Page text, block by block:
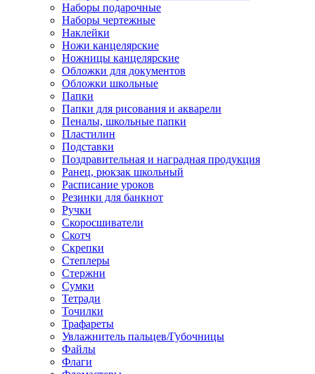
Наборы подарочные
Наборы чертежные
Наклейки
Ножи канцелярские
Ножницы канцелярские
Обложки для документов
Обложки школьные
Папки
Папки для рисования и акварели
Пеналы, школьные папки
Пластилин
Подставки
Поздравительная и наградная продукция
Ранец, рюкзак школьный
Расписание уроков
Резинки для банкнот
Ручки
Скоросшиватели
Скотч
Скрепки
Степлеры
Стержни
Сумки
Тетради
Точилки
Трафареты
Увлажнитель пальцев/Губочницы
Файлы
Флаги